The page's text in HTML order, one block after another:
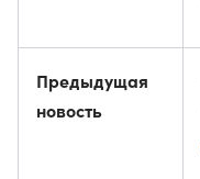
Предыдущая
новость